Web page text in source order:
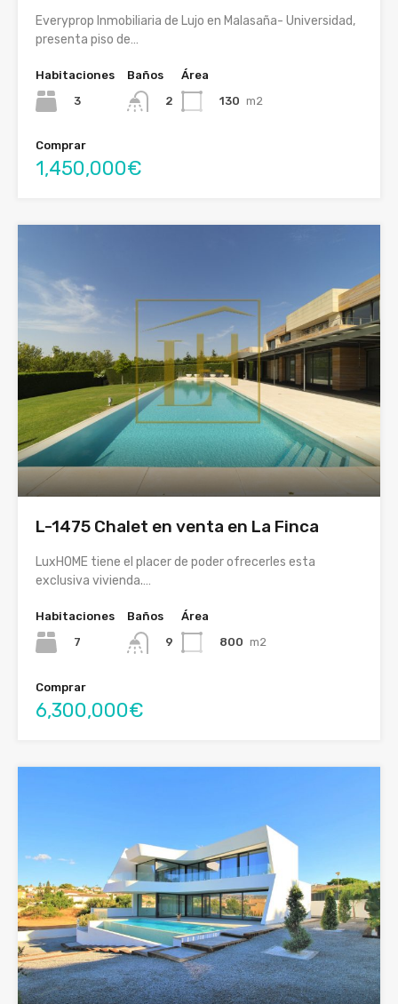
Everyprop Inmobiliaria de Lujo en Malasaña- Universidad,
presenta piso de…
Habitaciones
3
Baños
2
Área
130 m2
Comprar
1,450,000€
L-1475 Chalet en venta en La Finca
LuxHOME tiene el placer de poder ofrecerles esta
exclusiva vivienda.…
Habitaciones
7
Baños
9
Área
800 m2
Comprar
6,300,000€